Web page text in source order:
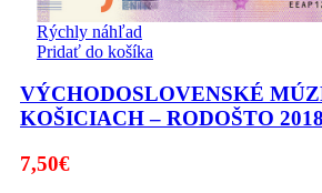
Rýchly náhľad
Pridať do košíka
VÝCHODOSLOVENSKÉ
KOŠICIACH – RODOŠTO
7,50€